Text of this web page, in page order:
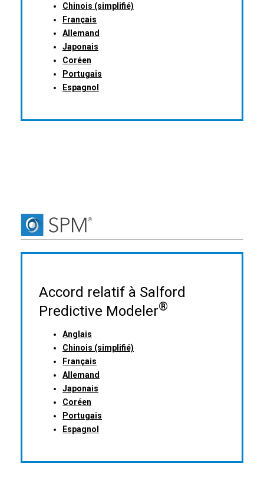
Chinois (simplifié)
Français
Allemand
Japonais
Coréen
Portugais
Espagnol
Accord relatif à Salford
Predictive Modeler®
Anglais
Chinois (simplifié)
Français
Allemand
Japonais
Coréen
Portugais
Espagnol